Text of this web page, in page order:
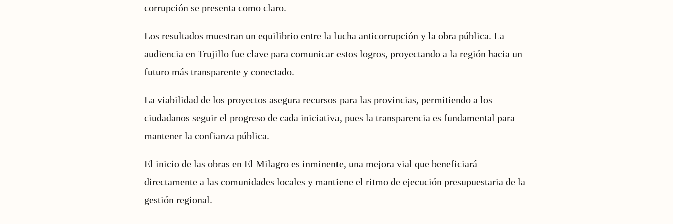
corrupción se presenta como claro.
Los resultados muestran un equilibrio entre la lucha anticorrupción y la obra pública. La
audiencia en Trujillo fue clave para comunicar estos logros, proyectando a la región hacia un
futuro más transparente y conectado.
La viabilidad de los proyectos asegura recursos para las provincias, permitiendo a los
ciudadanos seguir el progreso de cada iniciativa, pues la transparencia es fundamental para
mantener la confianza pública.
El inicio de las obras en El Milagro es inminente, una mejora vial que beneficiará
directamente a las comunidades locales y mantiene el ritmo de ejecución presupuestaria de la
gestión regional.